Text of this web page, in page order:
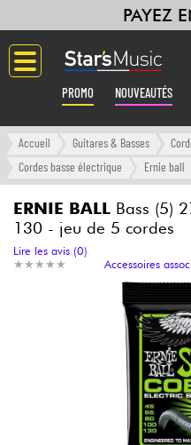
PAYEZ
PROMO NOUVEAUTÉS
Langue
Amplis & Effets
Synthés & Sampleurs
Home Studio
Accueil Guitares & Basses
Cordes basse électrique
Ernie ball
ERNIE BALL Bass (5)
130 - jeu de 5 cordes
★ ★ ★ ★ ★
★ ★ ★ ★ ★
Lire les avis (0)
Accessoires